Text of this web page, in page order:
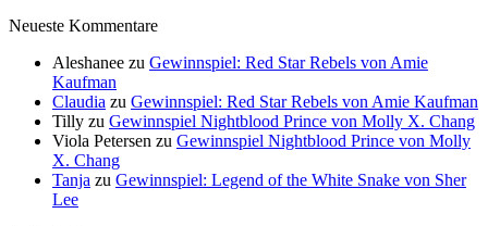
Neueste Kommentare
Aleshanee zu Gewinnspiel: Red Star Rebels von Amie
Kaufman
Claudia zu Gewinnspiel: Red Star Rebels von Amie Kaufman
Tilly zu Gewinnspiel Nightblood Prince von Molly X. Chang
Viola Petersen zu Gewinnspiel Nightblood Prince von Molly
X. Chang
Tanja zu Gewinnspiel: Legend of the White Snake von Sher
Lee